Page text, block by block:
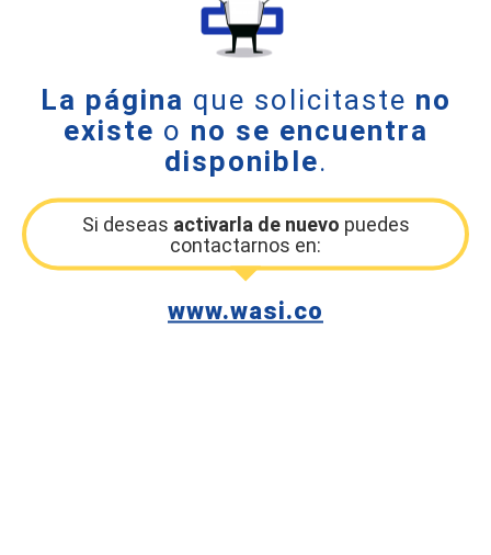
La página que solicitaste no
existe o no se encuentra
disponible.
Si deseas activarla de nuevo puedes
contactarnos en:
www.wasi.co